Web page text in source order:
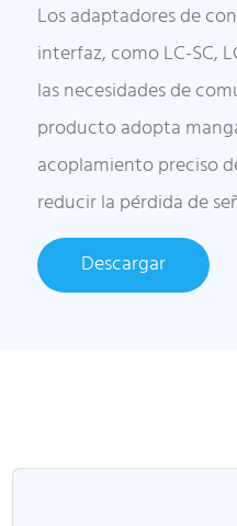
Los adaptadores de
interfaz, como LC-SC,
las necesidades de
producto adopta
acoplamiento preciso
reducir la pérdida de
Descargar